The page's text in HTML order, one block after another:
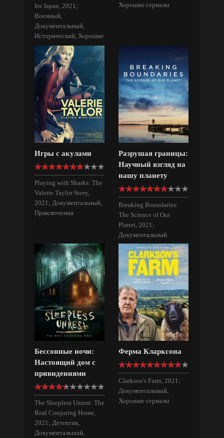
for Japan, 2021;
Военный,
Документальный,
Исторический, Хорошие
сериалы
Хорошие сериалы
Игры с акулами
Playing with Sharks: The
Valerie Taylor Story,
2021; Документальный,
Приключения
Разрушая границы:
Научный взгляд на
нашу планету
Breaking Boundaries:
The Science of Our
Planet, 2021;
Документальный
Бессонные ночи:
Настоящий дом с
привидениями
The Sleepless Unrest: The
Real Conjuring Home,
2021; Детектив,
Документальный,
Ферма Кларксона
Clarkson's Farm, 2021;
Документальный,
Хорошие сериалы